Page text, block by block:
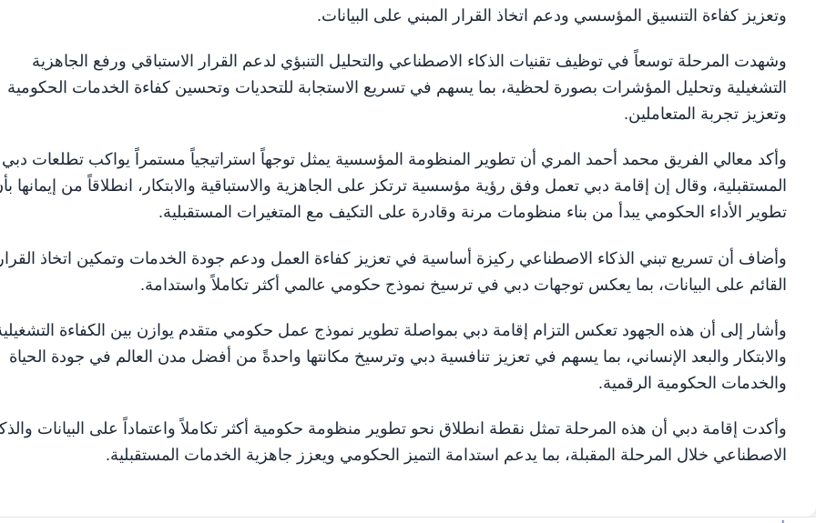
وتعزيز كفاءة التنسيق المؤسسي ودعم اتخاذ القرار المبني على البيانات.
وشهدت المرحلة توسعاً في توظيف تقنيات الذكاء الاصطناعي والتحليل التنبؤي لدعم القرار الاستباقي ورفع الجاهزية
التشغيلية وتحليل المؤشرات بصورة لحظية، بما يسهم في تسريع الاستجابة للتحديات وتحسين كفاءة الخدمات الحكومية
وتعزيز تجربة المتعاملين.
وأكد معالي الفريق محمد أحمد المري أن تطوير المنظومة المؤسسية يمثل توجهاً استراتيجياً مستمراً يواكب تطلعات دبي
المستقبلية، وقال إن إقامة دبي تعمل وفق رؤية مؤسسية ترتكز على الجاهزية والاستباقية والابتكار، انطلاقاً من إيمانها
تطوير الأداء الحكومي يبدأ من بناء منظومات مرنة وقادرة على التكيف مع المتغيرات المستقبلية.
وأضاف أن تسريع تبني الذكاء الاصطناعي ركيزة أساسية في تعزيز كفاءة العمل ودعم جودة الخدمات وتمكين اتخاذ
القائم على البيانات، بما يعكس توجهات دبي في ترسيخ نموذج حكومي عالمي أكثر تكاملاً واستدامة.
وأشار إلى أن هذه الجهود تعكس التزام إقامة دبي بمواصلة تطوير نموذج عمل حكومي متقدم يوازن بين الكفاءة
والابتكار والبعد الإنساني، بما يسهم في تعزيز تنافسية دبي وترسيخ مكانتها واحدةً من أفضل مدن العالم في جودة الحياة
والخدمات الحكومية الرقمية.
وأكدت إقامة دبي أن هذه المرحلة تمثل نقطة انطلاق نحو تطوير منظومة حكومية أكثر تكاملاً واعتماداً على البيانات
الاصطناعي خلال المرحلة المقبلة، بما يدعم استدامة التميز الحكومي ويعزز جاهزية الخدمات المستقبلية.